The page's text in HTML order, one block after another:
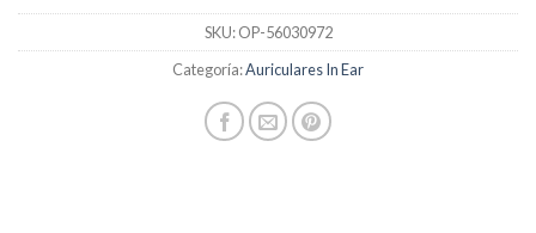
SKU:OP-56030972
Categoría:Auriculares In Ear